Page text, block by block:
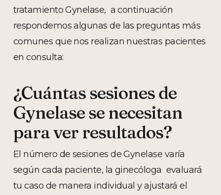
tratamiento Gynelase, a continuación
respondemos algunas de las preguntas más
comunes que nos realizan nuestras pacientes
en consulta:
¿Cuántas sesiones de
Gynelase se necesitan
para ver resultados?
El número de sesiones de Gynelase varía
según cada paciente, la ginecóloga evaluará
tu caso de manera individual y ajustará el